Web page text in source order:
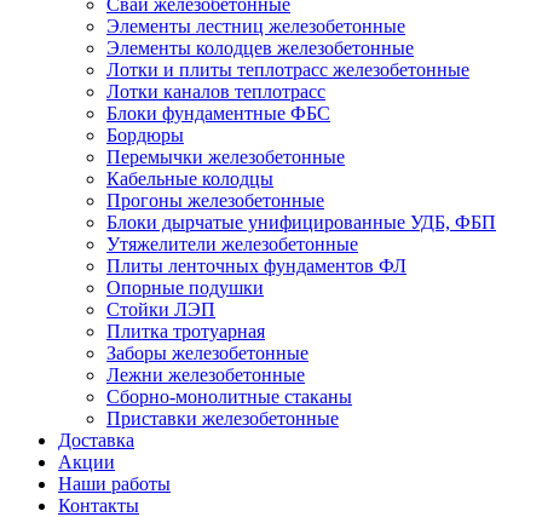
Элементы лестниц железобетонные
Элементы колодцев железобетонные
Лотки и плиты теплотрасс железобетонные
Лотки каналов теплотрасс
Блоки фундаментные ФБС
Бордюры
Перемычки железобетонные
Кабельные колодцы
Прогоны железобетонные
Блоки дырчатые унифицированные УДБ, ФБП
Утяжелители железобетонные
Плиты ленточных фундаментов ФЛ
Опорные подушки
Стойки ЛЭП
Плитка тротуарная
Заборы железобетонные
Лежни железобетонные
Сборно-монолитные стаканы
Приставки железобетонные
Доставка
Акции
Наши работы
Контакты